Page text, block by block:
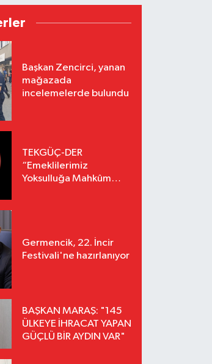
Başkan Zencirci, yanan
mağazada
incelemelerde bulundu
TEKGÜÇ-DER
“Emeklilerimiz
Yoksulluğa Mahkûm
Germencik, 22. İncir
Festivali'ne hazırlanıyor
BAŞKAN MARAŞ: "145
ÜLKEYE İHRACAT YAPAN
GÜÇLÜ BİR AYDIN VAR"